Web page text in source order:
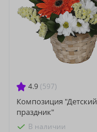
4.9 (597)
Композиция "Детский
праздник"
В наличии